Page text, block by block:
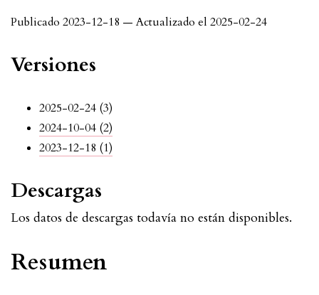
Publicado 2023-12-18 — Actualizado el 2025-02-24
Versiones
2025-02-24 (3)
2024-10-04 (2)
2023-12-18 (1)
Resumen
Descargas
Los datos de descargas todavía no están disponibles.